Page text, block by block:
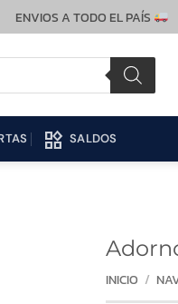
ENVIOS A TODO EL PAÍS
widgets SALDOS
INICIO /